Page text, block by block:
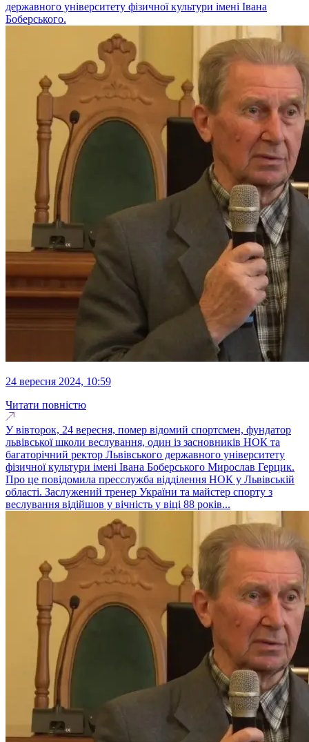
державного університету фізичної культури імені Івана
Боберського.
24 вересня 2024, 10:59
Читати повністю
У вівторок, 24 вересня, помер відомий спортсмен, фундатор
львівської школи веслування, один із засновників НОК та
багаторічний ректор Львівського державного університету
фізичної культури імені Івана Боберського Мирослав Герцик.
Про це повідомила пресслужба відділення НОК у Львівській
області. Заслужений тренер України та майстер спорту з
веслування відійшов у вічність у віці 88 років...